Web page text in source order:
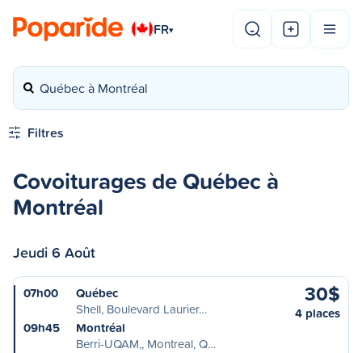
FR▾
Québec à Montréal
Filtres
Covoiturages de Québec à
Montréal
Jeudi 6 Août
07h00
Québec
Shell, Boulevard Laurier…
09h45
Montréal
Berri-UQAM,, Montreal, Q…
30$
4 places